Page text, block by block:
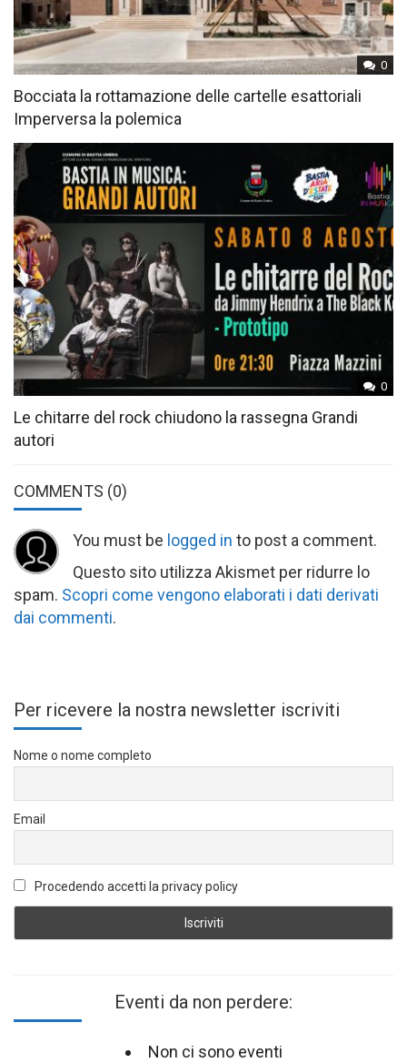
0
Bocciata la rottamazione delle cartelle esattoriali
Imperversa la polemica
0
Le chitarre del rock chiudono la rassegna Grandi
autori
COMMENTS (0)
You must be logged in to post a comment.
Questo sito utilizza Akismet per ridurre lo
spam. Scopri come vengono elaborati i dati derivati
dai commenti.
Per ricevere la nostra newsletter iscriviti
Nome o nome completo
Email
Procedendo accetti la privacy policy
Eventi da non perdere:
Non ci sono eventi